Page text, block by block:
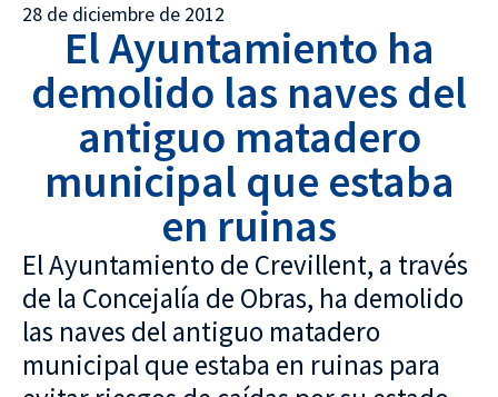
28 de diciembre de 2012
El Ayuntamiento ha
demolido las naves del
antiguo matadero
municipal que estaba
en ruinas
El Ayuntamiento de Crevillent, a través
de la Concejalía de Obras, ha demolido
las naves del antiguo matadero
municipal que estaba en ruinas para